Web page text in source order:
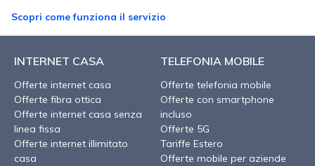
Scopri come funziona il servizio
INTERNET CASA
Offerte internet casa
Offerte fibra ottica
Offerte internet casa senza
linea fissa
Offerte internet illimitato
casa
TELEFONIA MOBILE
Offerte telefonia mobile
Offerte con smartphone
incluso
Offerte 5G
Tariffe Estero
Offerte mobile per aziende